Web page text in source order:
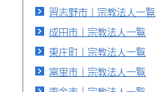
習志野市｜宗教法人一覧
成田市｜宗教法人一覧
東庄町｜宗教法人一覧
富里市｜宗教法人一覧